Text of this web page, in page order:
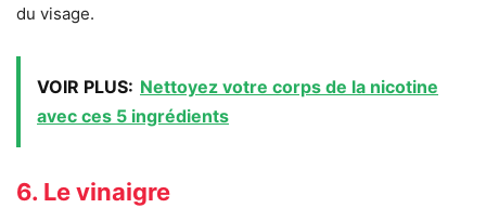
du visage.
VOIR PLUS: Nettoyez votre corps de la nicotine
avec ces 5 ingrédients
6. Le vinaigre